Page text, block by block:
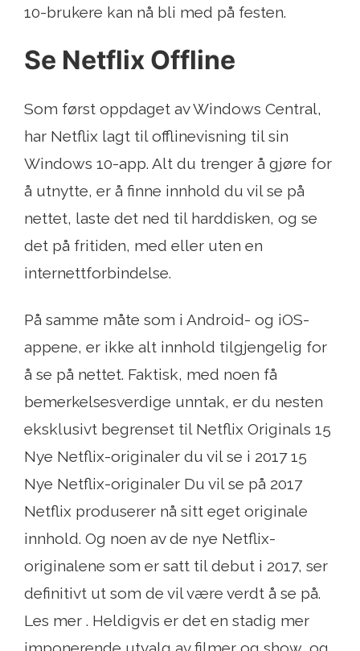
10-brukere kan nå bli med på festen.
Se Netflix Offline
Som først oppdaget av Windows Central,
har Netflix lagt til offlinevisning til sin
Windows 10-app. Alt du trenger å gjøre for
å utnytte, er å finne innhold du vil se på
nettet, laste det ned til harddisken, og se
det på fritiden, med eller uten en
internettforbindelse.
På samme måte som i Android- og iOS-
appene, er ikke alt innhold tilgjengelig for
å se på nettet. Faktisk, med noen få
bemerkelsesverdige unntak, er du nesten
eksklusivt begrenset til Netflix Originals 15
Nye Netflix-originaler du vil se i 2017 15
Nye Netflix-originaler Du vil se på 2017
Netflix produserer nå sitt eget originale
innhold. Og noen av de nye Netflix-
originalene som er satt til debut i 2017, ser
definitivt ut som de vil være verdt å se på.
Les mer . Heldigvis er det en stadig mer